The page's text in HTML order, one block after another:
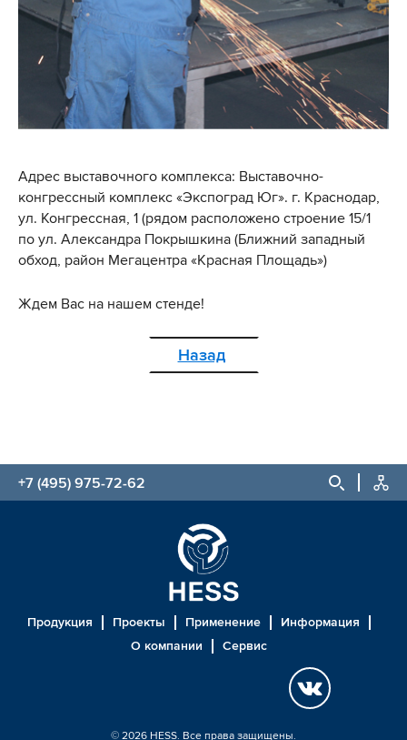
Адрес выставочного комплекса: Выставочно-
конгрессный комплекс «Экспоград Юг». г. Краснодар,
ул. Конгрессная, 1 (рядом расположено строение 15/1
по ул. Александра Покрышкина (Ближний западный
обход, район Мегацентра «Красная Площадь»)
Ждем Вас на нашем стенде!
Назад
+7 (495) 975-72-62
Продукция Проекты Применение
Информация
О компании
Сервис
© 2026 HESS. Все права защищены.